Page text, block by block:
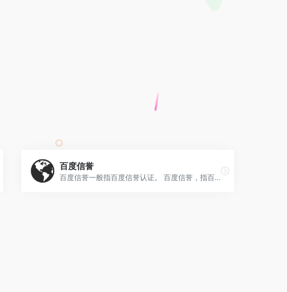
百度信誉
百度信誉一般指百度信誉认证。 百度信誉，指百度通过对商家基础信息的真实性验证，并依据商家的信用记录、经营表现、运营实力和保障网民利益损失的意愿，对其进行综合信誉评级，并将其综合信誉情况呈现给网民，作为网民决策的参考依据。